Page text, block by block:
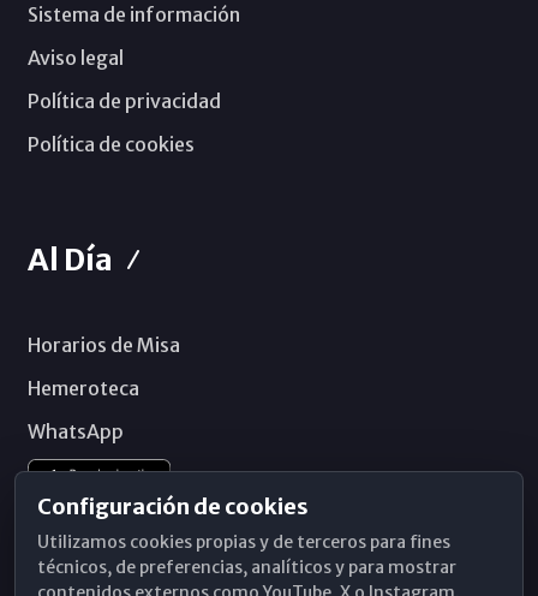
Sistema de información
Aviso legal
Política de privacidad
Política de cookies
Al Día
Horarios de Misa
Hemeroteca
WhatsApp
Configuración de cookies
Utilizamos cookies propias y de terceros para fines
técnicos, de preferencias, analíticos y para mostrar